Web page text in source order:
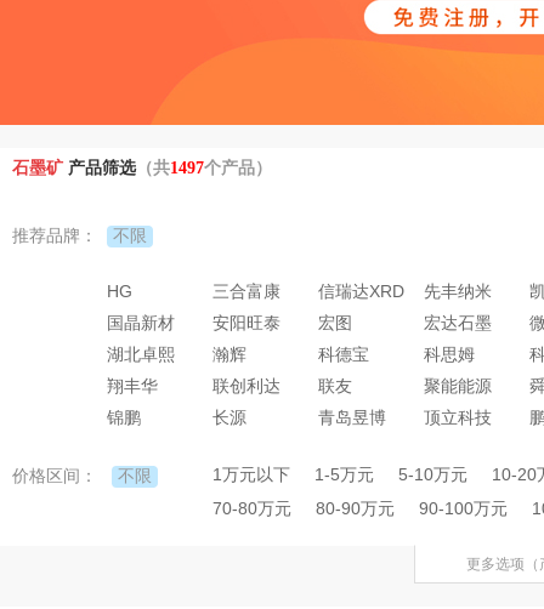
石墨矿 产品筛选（共1497个产品）
推荐品牌： 不限
HG 三合富康 信瑞达XRD 先丰纳米
国晶新材
安阳旺泰 宏图 宏达石墨
湖北卓熙
瀚辉 科德宝 科思姆
翔丰华
联创利达 联友 聚能能源
锦鹏
长源 青岛昱博 顶立科技
价格区间： 不限 1万元以下 1-5万元 5-10万元
10-20
70-80万元
80-90万元 90-100万元
更多选项